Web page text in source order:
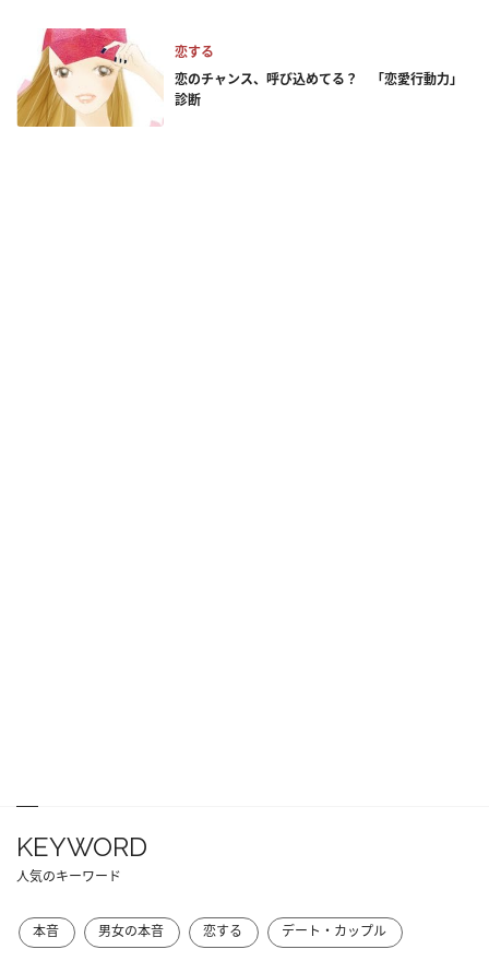
恋する
恋のチャンス、呼び込めてる？ 「恋愛行動力」
診断
KEYWORD
人気のキーワード
本音 男女の本音 恋する デート・カップル